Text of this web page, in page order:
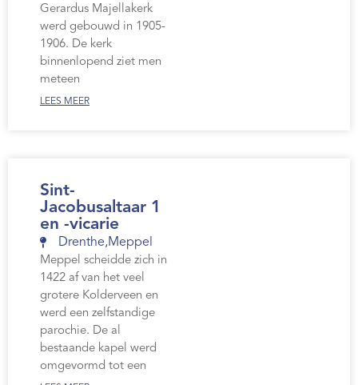
Gerardus Majellakerk
werd gebouwd in 1905-
1906. De kerk
binnenlopend ziet men
meteen
LEES MEER
Sint-
Jacobusaltaar 1
en -vicarie
Drenthe,Meppel
Meppel scheidde zich in
1422 af van het veel
grotere Kolderveen en
werd een zelfstandige
parochie. De al
bestaande kapel werd
omgevormd tot een